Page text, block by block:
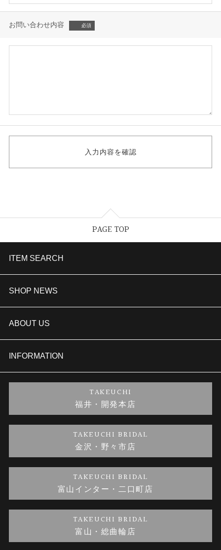
お問い合わせ内容
PAGE TOP
ITEM SEARCH
婚約指輪
結婚指輪
セットリング
婚約ネックレス
金・プラチナのお取引
SHOP NEWS
TAKEUCHI BRIDAL金沢本店情報
商品一覧
ブランドリスト
金澤指輪工房｜手作りペアリング
金澤指輪工房｜手作り結婚指輪 and 婚約指輪
金澤指輪工房｜手作り婚約指輪プロポーズプラン
ABOUT US
会社概要
お客様の声
INFORMATION
プライバシーポリシー
TAKEUCHI
福井・開発本店
TAKEUCHI BRIDAL
金沢・野々市店
TAKEUCHI BRIDAL
富山インター・二口町店
TAKEUCHI BRIDAL
富山・総曲輪店